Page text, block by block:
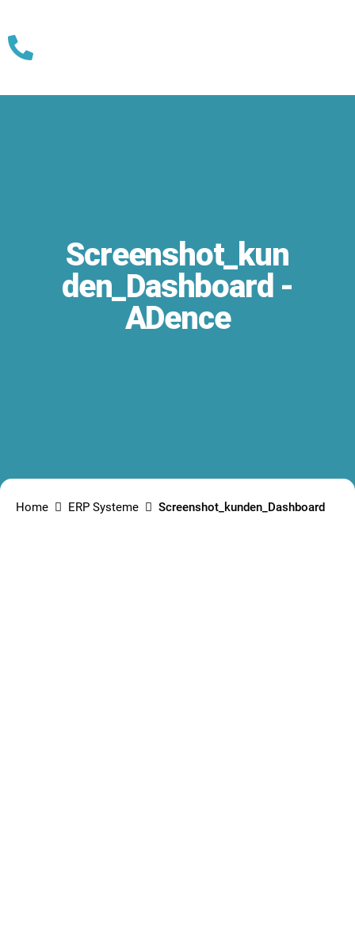
Skip
Screenshot_kun
den_Dashboard -
ADence
Home ERP Systeme Screenshot_kunden_Dashboard